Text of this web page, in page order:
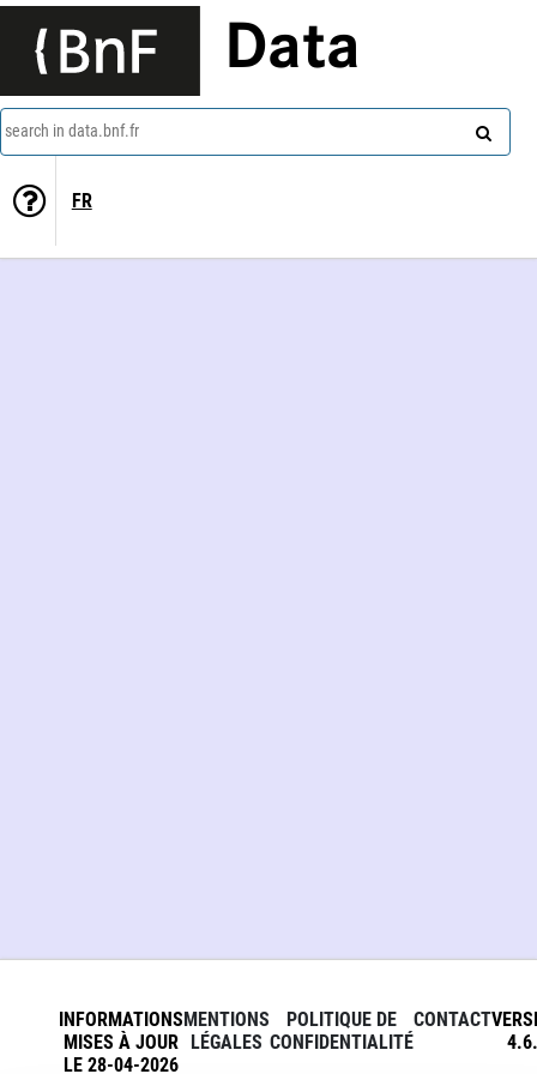
Data
search in data.bnf.fr
FR
INFORMATIONS
MISES À JOUR
LE 28-04-2026
MENTIONS
LÉGALES
POLITIQUE DE
CONFIDENTIALITÉ
CONTACT